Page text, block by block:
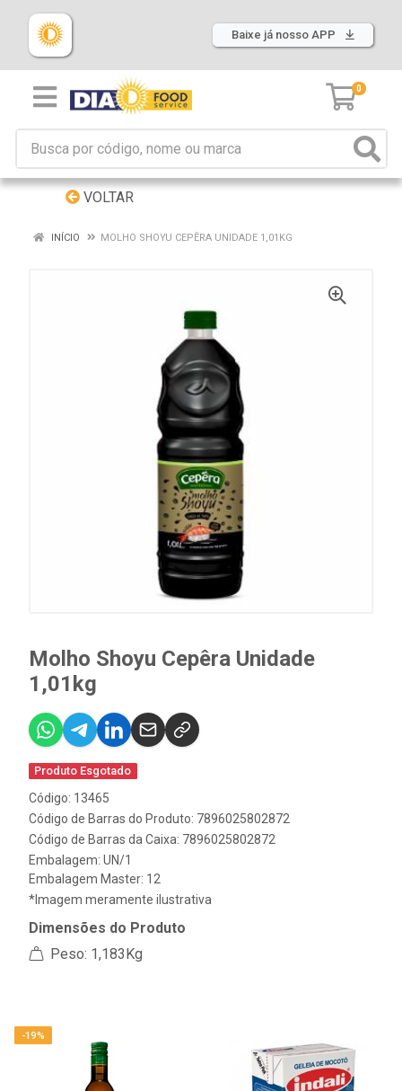
Baixe já nosso APP
0
VOLTAR
INÍCIO MOLHO SHOYU CEPÊRA UNIDADE 1,01KG
Molho Shoyu Cepêra Unidade
1,01kg
Produto Esgotado
Código: 13465
Código de Barras do Produto: 7896025802872
Código de Barras da Caixa: 7896025802872
Embalagem: UN/1
Embalagem Master: 12
*Imagem meramente ilustrativa
Dimensões do Produto
Peso: 1,183Kg
-19%